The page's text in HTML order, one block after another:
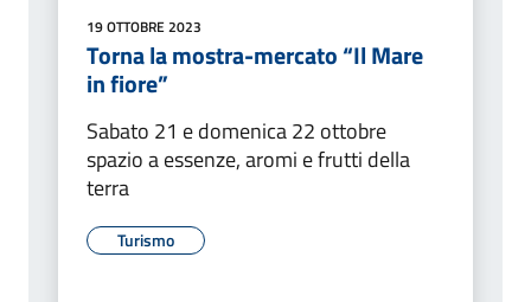
19 OTTOBRE 2023
Torna la mostra-mercato “Il Mare
in fiore”
Sabato 21 e domenica 22 ottobre
spazio a essenze, aromi e frutti della
terra
Turismo